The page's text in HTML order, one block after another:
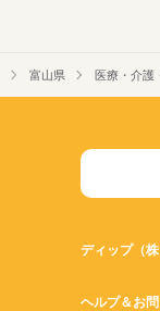
富山県 医療・介護
ディップ（株
ヘルプ＆お